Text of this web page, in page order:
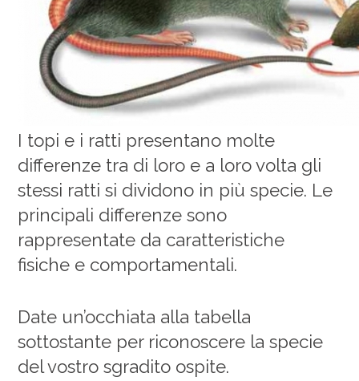
I topi e i ratti presentano molte
differenze tra di loro e a loro volta gli
stessi ratti si dividono in più specie. Le
principali differenze sono
rappresentate da caratteristiche
fisiche e comportamentali.
Date un’occhiata alla tabella
sottostante per riconoscere la specie
del vostro sgradito ospite.